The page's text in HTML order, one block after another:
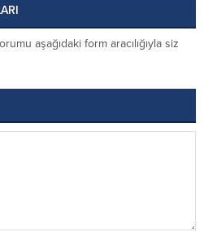
aşağıdaki form aracılığıyla siz